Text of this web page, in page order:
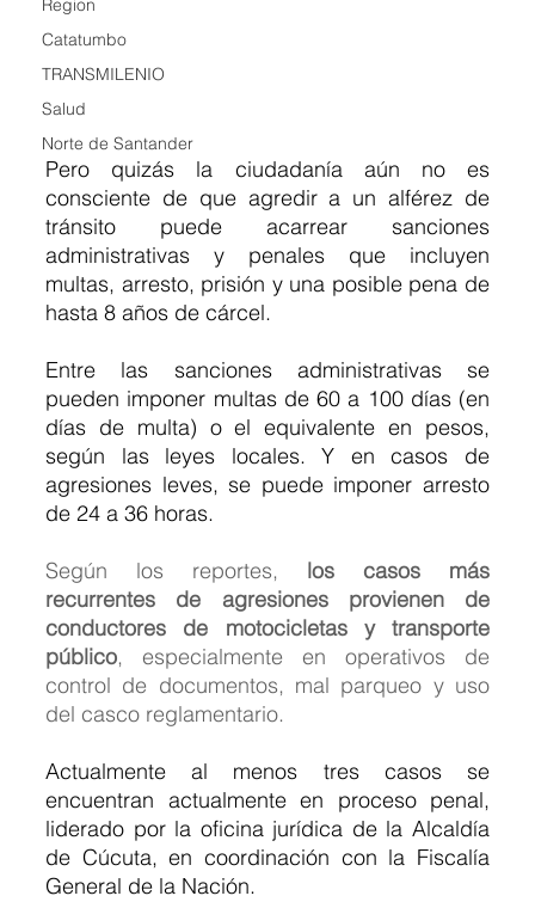
Region
Catatumbo
TRANSMILENIO
Salud
Norte de Santander
Pero quizás la ciudadanía aún no es
consciente de que agredir a un alférez de
tránsito puede acarrear sanciones
administrativas y penales que incluyen
multas, arresto, prisión y una posible pena de
hasta 8 años de cárcel.
Entre las sanciones administrativas se
pueden imponer multas de 60 a 100 días (en
días de multa) o el equivalente en pesos,
según las leyes locales. Y en casos de
agresiones leves, se puede imponer arresto
de 24 a 36 horas.
Según los reportes, los casos más
recurrentes de agresiones provienen de
conductores de motocicletas y transporte
público, especialmente en operativos de
control de documentos, mal parqueo y uso
del casco reglamentario.
Actualmente al menos tres casos se
encuentran actualmente en proceso penal,
liderado por la oficina jurídica de la Alcaldía
de Cúcuta, en coordinación con la Fiscalía
General de la Nación.